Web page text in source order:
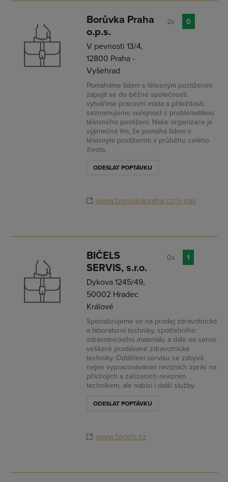
Borůvka Praha
o.p.s.
V pevnosti 13/4,
12800 Praha -
Vyšehrad
Pomáháme lidem s tělesným postižením
zapojit se do běžné společnosti,
vytváříme pracovní místa a příležitosti,
seznamujeme veřejnost s problematikou
tělesného postižení. Naše organizace je
výjimečná tím, že pomáhá lidem s
tělesným postižením v průběhu celého
života.
ODESLAT POPTÁVKU
www.boruvkapraha.cz/o-nas
2x 0
BIČELS
SERVIS, s.r.o.
Dykova 1245/49,
50002 Hradec
Králové
Specializujeme se na prodej zdravotnické
a laboratorní techniky, spotřebního
zdravotnického materiálu a dále na servis
veškeré prodávané zdravotnické
techniky. Oddělení servisu se zabývá
nejen vypracováváním revizních zpráv na
přístrojích a zařízeních revizním
technikem, ale nabízí i další služby.
ODESLAT POPTÁVKU
www.bicels.cz
0x 1